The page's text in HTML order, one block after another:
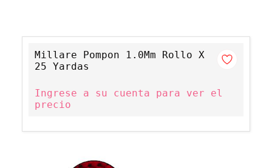
Millare Pompon 1.0Mm Rollo X
25 Yardas
Ingrese a su cuenta para ver el
precio